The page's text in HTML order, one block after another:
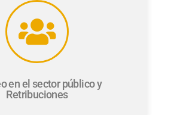
en el sector público y
Retribuciones